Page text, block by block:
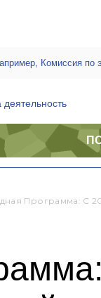
Программа: С